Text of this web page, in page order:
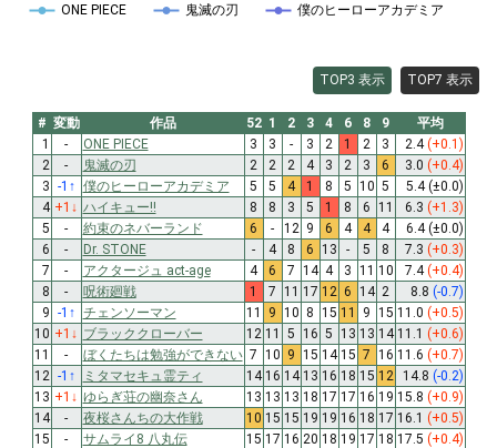
ONE PIECE 鬼滅の刃 僕のヒーローアカデミア
TOP3 表示 TOP7 表示
# 変動 作品 52 1 2 3 4 6 8 9
平均
1
- ONE PIECE 3 3 - 3 2 1 2 3 2.4(+0.1)
2
- 鬼滅の刃 2 2 2 4 3 2 3 6 3.0 (+0.4)
3 -1 ↑ 僕のヒーローアカデミア 5 5 4 1 8 5 10 5 5.4(±0.0)
4 +1 ↓ ハイキュー!! 8 8 3 5 1 8 6 11 6.3 (+1.3)
5
- 約束のネバーランド 6 - 12 9 6 4 4 4 6.4(±0.0)
6
- Dr. STONE - 4 8 6 13 - 5 8 7.3 (+0.3)
7
- アクタージュ act-age 4 6 7 14 4 3 11 10 7.4(+0.4)
8
- 呪術廻戦 1 7 11 17 12 6 14 2 8.8 (-0.7)
9 -1 ↑ チェンソーマン 11 9 10 8 15 11 9 15 11.0 (+0.5)
10 +1 ↓ ブラッククローバー 12 11 5 16 5 13 13 14 11.1 (+0.6)
11
- ぼくたちは勉強ができない 7 10 9 15 14 15 7 16 11.6 (+0.7)
12 -1 ↑ ミタマセキュ霊ティ 14 16 14 13 16 18 15 12 14.8 (-0.2)
13 +1 ↓ ゆらぎ荘の幽奈さん 13 13 13 18 17 17 16 19 15.8 (+0.9)
14
- 夜桜さんちの大作戦 10 15 15 19 19 16 18 17 16.1 (+0.5)
15
- サムライ8 八丸伝 15 17 16 20 18 19 17 18 17.5 (+0.4)